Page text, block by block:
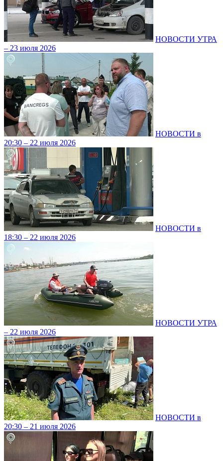
НОВОСТИ УТРА
– 23 июля 2026
НОВОСТИ в
20:30 – 22 июля 2026
НОВОСТИ в
18:30 – 22 июля 2026
НОВОСТИ УТРА
– 22 июля 2026
НОВОСТИ в
20:30 – 21 июля 2026